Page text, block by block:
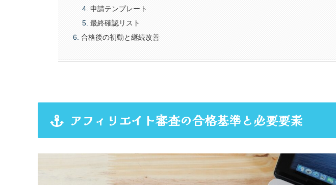
申請テンプレート
最終確認リスト
合格後の初動と継続改善
アフィリエイト審査の合格基準と必要要素